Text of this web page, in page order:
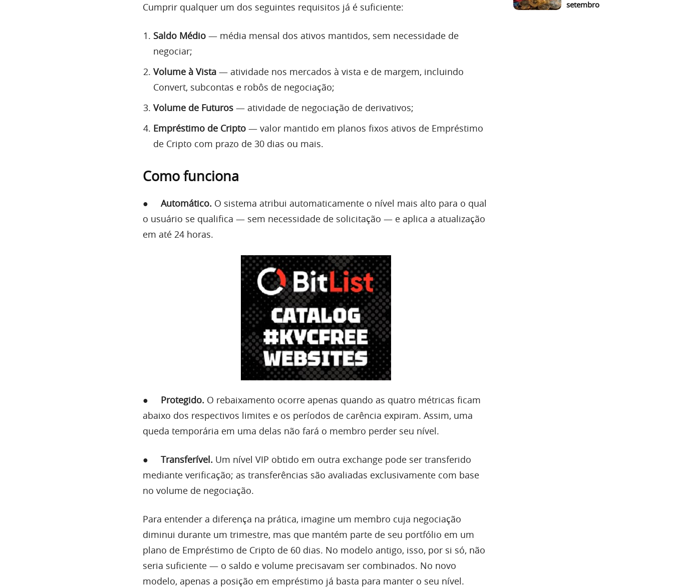
Cumprir qualquer um dos seguintes requisitos já é suficiente:
Saldo Médio — média mensal dos ativos mantidos, sem necessidade de
negociar;
Volume à Vista — atividade nos mercados à vista e de margem, incluindo
Convert, subcontas e robôs de negociação;
Volume de Futuros — atividade de negociação de derivativos;
Empréstimo de Cripto — valor mantido em planos fixos ativos de Empréstimo
de Cripto com prazo de 30 dias ou mais.
Como funciona
● Automático. O sistema atribui automaticamente o nível mais alto para o qual
o usuário se qualifica — sem necessidade de solicitação — e aplica a atualização
em até 24 horas.
● Protegido. O rebaixamento ocorre apenas quando as quatro métricas ficam
abaixo dos respectivos limites e os períodos de carência expiram. Assim, uma
queda temporária em uma delas não fará o membro perder seu nível.
● Transferível. Um nível VIP obtido em outra exchange pode ser transferido
mediante verificação; as transferências são avaliadas exclusivamente com base
no volume de negociação.
Para entender a diferença na prática, imagine um membro cuja negociação
diminui durante um trimestre, mas que mantém parte de seu portfólio em um
plano de Empréstimo de Cripto de 60 dias. No modelo antigo, isso, por si só, não
seria suficiente — o saldo e volume precisavam ser combinados. No novo
modelo, apenas a posição em empréstimo já basta para manter o seu nível.
setembro